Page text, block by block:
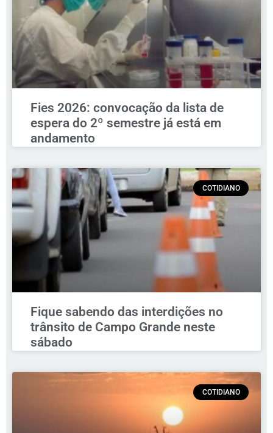
Fies 2026: convocação da lista de
espera do 2º semestre já está em
andamento
COTIDIANO
Fique sabendo das interdições no
trânsito de Campo Grande neste
sábado
COTIDIANO